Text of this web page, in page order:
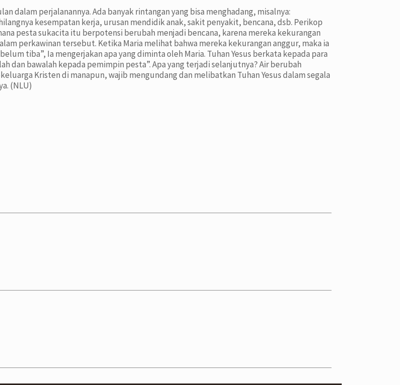
dalam perjalanannya. Ada banyak rintangan yang bisa menghadang, misalnya:
kesempatan kerja, urusan mendidik anak, sakit penyakit, bencana, dsb. Perikop
pesta sukacita itu berpotensi berubah menjadi bencana, karena mereka kekurangan
perkawinan tersebut. Ketika Maria melihat bahwa mereka kekurangan anggur, maka ia
tiba”, Ia mengerjakan apa yang diminta oleh Maria. Tuhan Yesus berkata kepada para
dan bawalah kepada pemimpin pesta”. Apa yang terjadi selanjutnya? Air berubah
Kristen di manapun, wajib mengundang dan melibatkan Tuhan Yesus dalam segala
(NLU)